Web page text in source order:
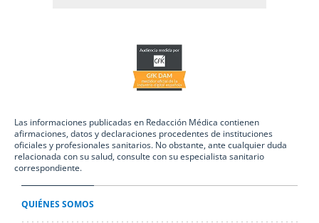
Las informaciones publicadas en Redacción Médica contienen
afirmaciones, datos y declaraciones procedentes de instituciones
oficiales y profesionales sanitarios. No obstante, ante cualquier duda
relacionada con su salud, consulte con su especialista sanitario
correspondiente.
QUIÉNES SOMOS